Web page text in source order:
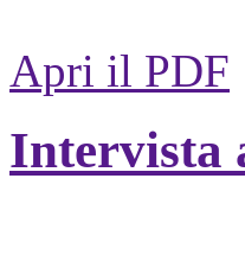
Apri il PDF
Intervista